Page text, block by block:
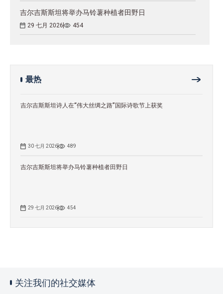
吉尔吉斯斯坦将举办马铃薯种植者田野日
29 七月 2026 454
最热
吉尔吉斯斯坦诗人在“伟大丝绸之路”国际诗歌节上获奖
30 七月 2026 489
吉尔吉斯斯坦将举办马铃薯种植者田野日
29 七月 2026 454
关注我们的社交媒体